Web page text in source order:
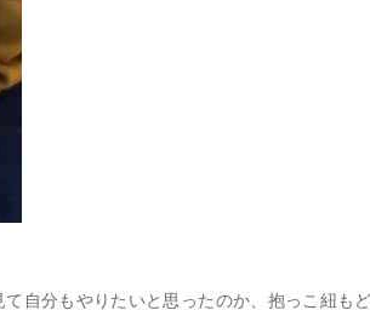
自分もやりたいと思ったのか、抱っこ紐も